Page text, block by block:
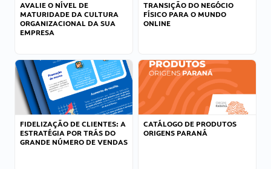
AVALIE O NÍVEL DE
MATURIDADE DA CULTURA
ORGANIZACIONAL DA SUA
EMPRESA
TRANSIÇÃO DO NEGÓCIO
FÍSICO PARA O MUNDO
ONLINE
FIDELIZAÇÃO DE CLIENTES: A
ESTRATÉGIA POR TRÁS DO
GRANDE NÚMERO DE VENDAS
CATÁLOGO DE PRODUTOS
ORIGENS PARANÁ